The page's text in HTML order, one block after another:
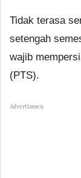
Tidak terasa
setengah
wajib
(PTS).
Advertismen